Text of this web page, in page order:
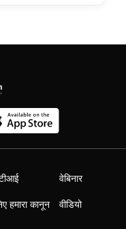
हमारा कानून
वेबिनार
वीडियो